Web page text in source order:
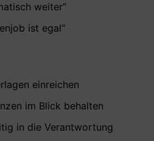
weiter“
ist egal“
einreichen
im Blick behalten
in die Verantwortung